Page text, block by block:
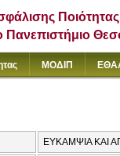
Ποιότητας
Πανεπιστήμιο
ΜΟΔΙΠ
ΕΥΚΑΜΨΙΑ ΚΑΙ